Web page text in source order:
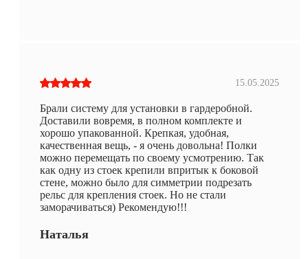
15.05.2025
Брали систему для установки в гардеробной.
Доставили вовремя, в полном комплекте и
хорошо упакованной. Крепкая, удобная,
качественная вещь, - я очень довольна! Полки
можно перемещать по своему усмотрению. Так
как одну из стоек крепили впритык к боковой
стене, можно было для симметрии подрезать
рельс для крепления стоек. Но не стали
заморачиваться) Рекомендую!!!
Наталья